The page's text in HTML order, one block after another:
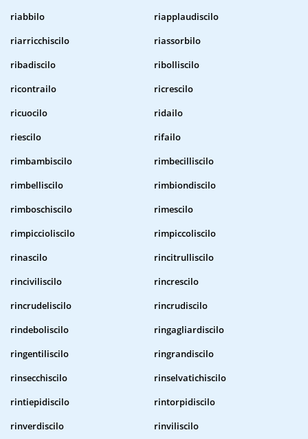
riabbilo
riapplaudiscilo
riarricchiscilo
riassorbilo
ribadiscilo
ribolliscilo
ricontrailo
ricrescilo
ricuocilo
ridailo
riescilo
rifailo
rimbambiscilo
rimbecilliscilo
rimbelliscilo
rimbiondiscilo
rimboschiscilo
rimescilo
rimpiccioliscilo
rimpiccoliscilo
rinascilo
rincitrulliscilo
rinciviliscilo
rincrescilo
rincrudeliscilo
rincrudiscilo
rindeboliscilo
ringagliardiscilo
ringentiliscilo
ringrandiscilo
rinsecchiscilo
rinselvatichiscilo
rintiepidiscilo
rintorpidiscilo
rinverdiscilo
rinviliscilo